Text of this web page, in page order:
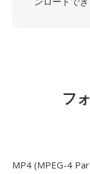
フ
MP4 (MPEG-4